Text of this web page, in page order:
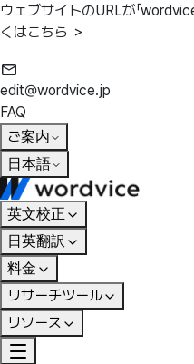
ウェブサイトのURLが「
くはこちら ＞
edit@wordvice.jp
FAQ
ご案内
日本語
英文校正
日英翻訳
料金
リサーチツール
リソース